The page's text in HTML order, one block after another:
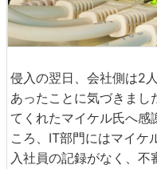
侵入の翌日、会社側は2
あったことに気づきまし
てくれたマイケル氏へ感
ころ、IT部門にはマイケ
入社員の記録がなく、